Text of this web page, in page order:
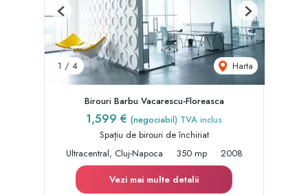
1 / 4 Harta
Previous Next
Birouri Barbu Vacarescu-Floreasca
1,599 € (negociabil) TVA inclus
Spațiu de birouri de închiriat
Ultracentral, Cluj-Napoca
350 mp
2008
Vezi mai multe detalii